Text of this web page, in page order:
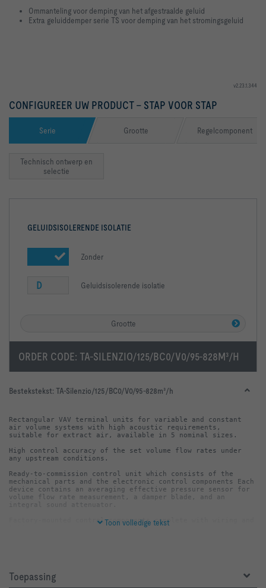
Ommanteling voor demping van het afgestraalde geluid
Extra geluiddemper serie TS voor demping van het stromingsgeluid
v2.23.1.344
CONFIGUREER UW PRODUCT – STAP VOOR STAP
Serie Grootte Regelcomponent
Technisch ontwerp en
selectie
GELUIDSISOLERENDE ISOLATIE
Zonder
D Geluidsisolerende isolatie
Grootte
ORDER CODE: TA-SILENZIO/125/BC0/V0/95-828M³/H
Bestekstekst: TA-Silenzio/125/BC0/V0/95-828m³/h
Rectangular VAV terminal units for variable and constant
air volume systems with high acoustic requirements,
High control accuracy of the set volume flow rates under
Ready-to-commission control unit which consists of the
mechanical parts and the electronic control components Each
device contains an averaging effective pressure sensor for
volume flow rate measurement, a damper blade, and an
Factory-mounted control components complete with wiring and
Toon volledige tekst
Toepassing